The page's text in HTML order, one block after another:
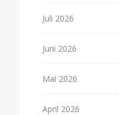
Juli 2026
Juni 2026
Mai 2026
April 2026